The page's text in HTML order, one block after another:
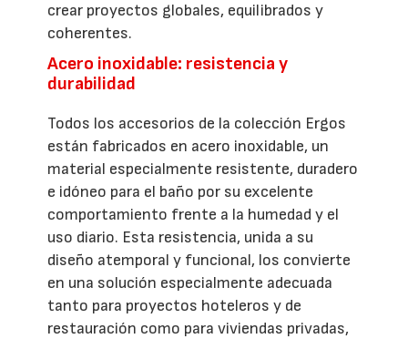
crear proyectos globales, equilibrados y
coherentes.
Acero inoxidable: resistencia y
durabilidad
Todos los accesorios de la colección Ergos
están fabricados en acero inoxidable, un
material especialmente resistente, duradero
e idóneo para el baño por su excelente
comportamiento frente a la humedad y el
uso diario. Esta resistencia, unida a su
diseño atemporal y funcional, los convierte
en una solución especialmente adecuada
tanto para proyectos hoteleros y de
restauración como para viviendas privadas,